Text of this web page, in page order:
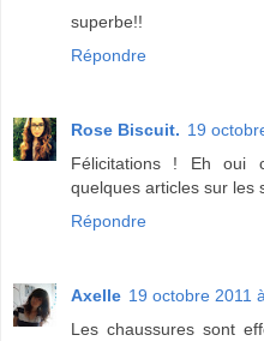
superbe!!
Répondre
Rose Biscuit. 19
Félicitations ! Eh oui
quelques articles sur les
Répondre
Axelle 19 octobre 2011
Les chaussures sont